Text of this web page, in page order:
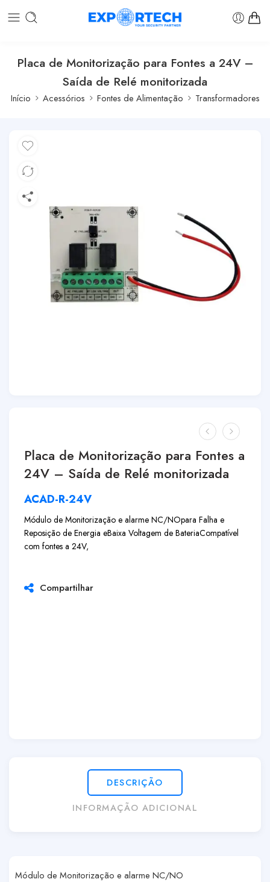
Placa de Monitorização para Fontes a 24V –
Saída de Relé monitorizada
Início Acessórios Fontes de Alimentação Transformadores
Placa de Monitorização para Fontes a
24V – Saída de Relé monitorizada
ACAD-R-24V
Módulo de Monitorização e alarme NC/NOpara Falha e
Reposição de Energia eBaixa Voltagem de BateriaCompatível
com fontes a 24V,
Compartilhar
DESCRIÇÃO
INFORMAÇÃO ADICIONAL
Módulo de Monitorização e alarme NC/NO